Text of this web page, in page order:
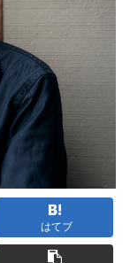
はてブ